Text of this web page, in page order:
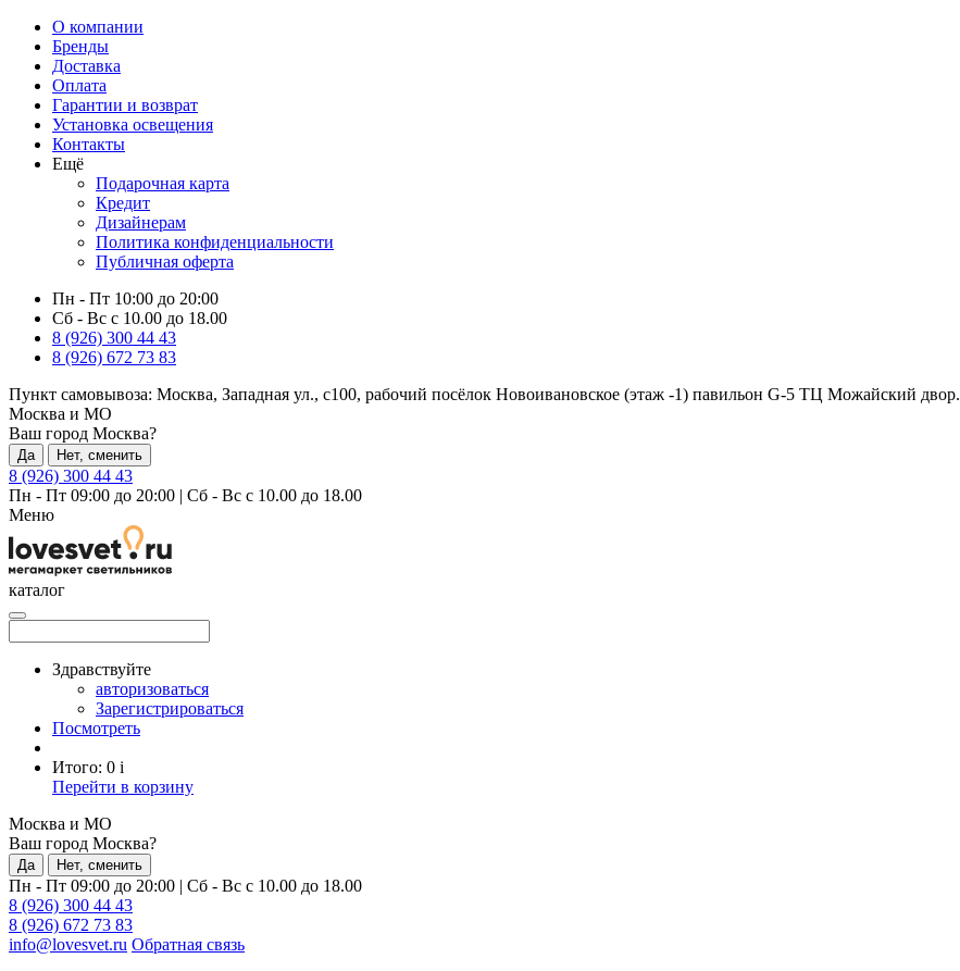
О компании
Бренды
Доставка
Оплата
Гарантии и возврат
Установка освещения
Контакты
Ещё
Подарочная карта
Кредит
Дизайнерам
Политика конфиденциальности
Публичная оферта
Пн - Пт 10:00 до 20:00
Сб - Вс с 10.00 до 18.00
8 (926) 300 44 43
8 (926) 672 73 83
Пункт самовывоза: Москва, Западная ул., с100, рабочий посёлок Новоивановское (этаж -1) павильон G-5 ТЦ Можайский двор.
Москва и МО
Ваш город Москва?
Да Нет, сменить
8 (926) 300 44 43
Пн - Пт 09:00 до 20:00 | Сб - Вс с 10.00 до 18.00
Меню
каталог
Здравствуйте
авторизоваться
Зарегистрироваться
Посмотреть
Итого: 0 i
Перейти в корзину
Москва и МО
Ваш город Москва?
Да Нет, сменить
Пн - Пт 09:00 до 20:00 | Сб - Вс с 10.00 до 18.00
8 (926) 300 44 43
8 (926) 672 73 83
info@lovesvet.ru Обратная связь